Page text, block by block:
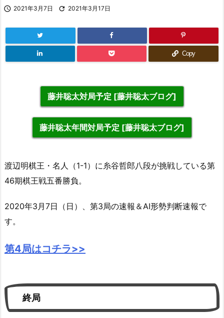
 2021年3月7日  2021年3月17日
Copy
藤井聡太対局予定 [藤井聡太ブログ]
藤井聡太年間対局予定 [藤井聡太ブログ]
渡辺明棋王・名人（1-1）に糸谷哲郎八段が挑戦している第
46期棋王戦五番勝負。
2020年3月7日（日）、第3局の速報＆AI形勢判断速報で
す。
第4局はコチラ>>
終局